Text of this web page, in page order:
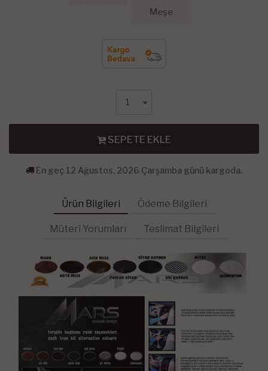
Meşe
SEPETE EKLE
En geç 12 Ağustos, 2026 Çarşamba günü kargoda.
Ürün Bilgileri Ödeme Bilgileri
Müteri Yorumları Teslimat Bilgileri